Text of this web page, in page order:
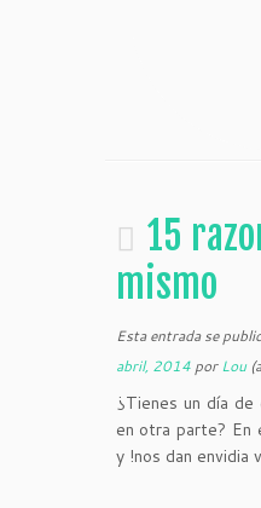
15
mismo
Esta entrada se
abril, 2014 porLou
¿Tienes un día
en otra parte? En
y !nos dan envidia